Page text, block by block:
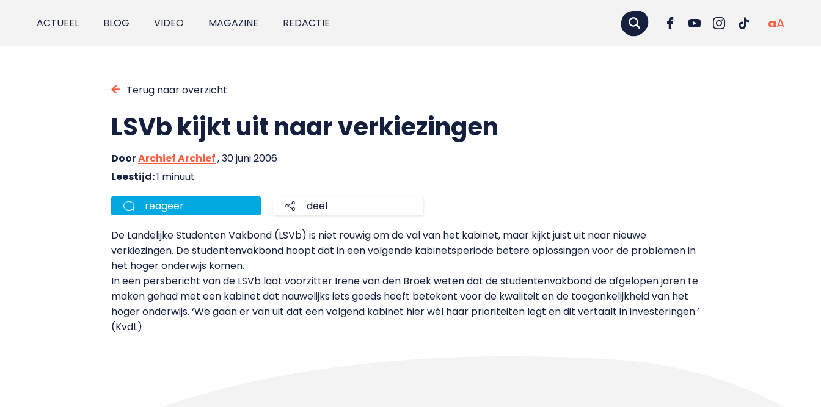
ACTUEEL BLOG VIDEO MAGAZINE REDACTIE aA
Terug naar overzicht
LSVb kijkt uit naar verkiezingen
DoorArchief Archief, 30 juni 2006
Leestijd:1 minuut
reageer deel
De Landelijke Studenten Vakbond (LSVb) is niet rouwig om de val van het kabinet, maar kijkt juist uit naar nieuwe
verkiezingen. De studentenvakbond hoopt dat in een volgende kabinetsperiode betere oplossingen voor de problemen in
het hoger onderwijs komen.
In een persbericht van de LSVb laat voorzitter Irene van den Broek weten dat de studentenvakbond de afgelopen jaren te
maken gehad met een kabinet dat nauwelijks iets goeds heeft betekent voor de kwaliteit en de toegankelijkheid van het
hoger onderwijs. ‘We gaan er van uit dat een volgend kabinet hier wél haar prioriteiten legt en dit vertaalt in investeringen.’
(KvdL)